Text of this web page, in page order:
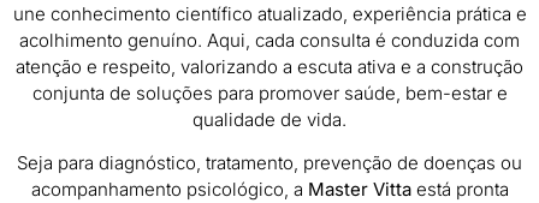
une conhecimento científico atualizado, experiência prática e
acolhimento genuíno. Aqui, cada consulta é conduzida com
atenção e respeito, valorizando a escuta ativa e a construção
conjunta de soluções para promover saúde, bem-estar e
qualidade de vida.
Seja para diagnóstico, tratamento, prevenção de doenças ou
acompanhamento psicológico, a Master Vittaestá pronta